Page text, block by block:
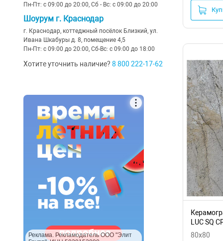
Пн-Пт: с 09:00 до 20:00, Сб - Вс: с 09:00 до 20:00
Шоурум г. Краснодар
г. Краснодар, коттеджный посёлок Близкий, ул.
Ивана Шкабуры д. 8, помещение 4,5
Пн-Пт: с 09:00 до 20:00, Сб-Вс: с 09:00 до 18:00
Хотите уточнить наличие? 8 800 222-17-62
Реклама. Рекламодатель ООО "Элит
LUC SQ
80x80